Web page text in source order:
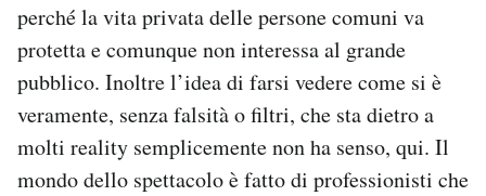
SHOP
CALENDARIO
AREA PERSONALE
perché la vita privata delle persone comuni va
protetta e comunque non interessa al grande
pubblico. Inoltre l’idea di farsi vedere come si è
veramente, senza falsità o filtri, che sta dietro a
molti reality semplicemente non ha senso, qui. Il
mondo dello spettacolo è fatto di professionisti che